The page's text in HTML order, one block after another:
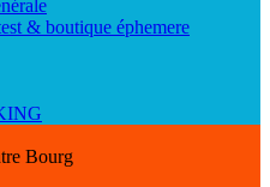
& boutique éphemere
Bourg